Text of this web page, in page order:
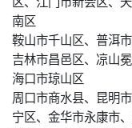
南区
鞍山市千山区、普洱
吉林市昌邑区、凉山
海口市琼山区
周口市商水县、昆明
宁区、金华市永康市